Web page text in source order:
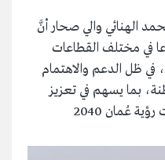
الهنائي والي صحار أنَّ
في مختلف القطاعات
في ظل الدعم والاهتمام
بما يسهم في تعزيز
عُمان 2040